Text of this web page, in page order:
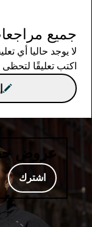
جميع
لا يوجد حاليا أي
اكتب تعليقًا لتحظى
عروض
اشترك